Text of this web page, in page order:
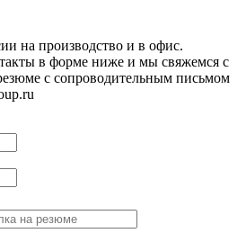
на производство и в офис.
в форме ниже и мы свяжемся с
с сопроводительным письмом